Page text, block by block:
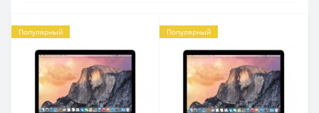
Популярный Популярный